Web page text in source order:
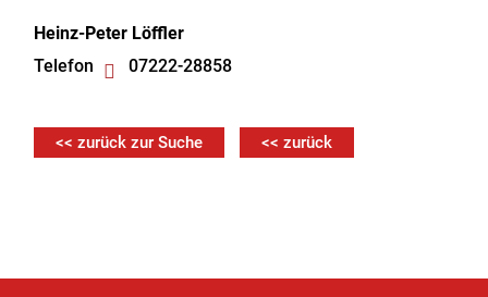
Heinz-Peter Löffler
Telefon
07222-28858
<< zurück zur Suche << zurück